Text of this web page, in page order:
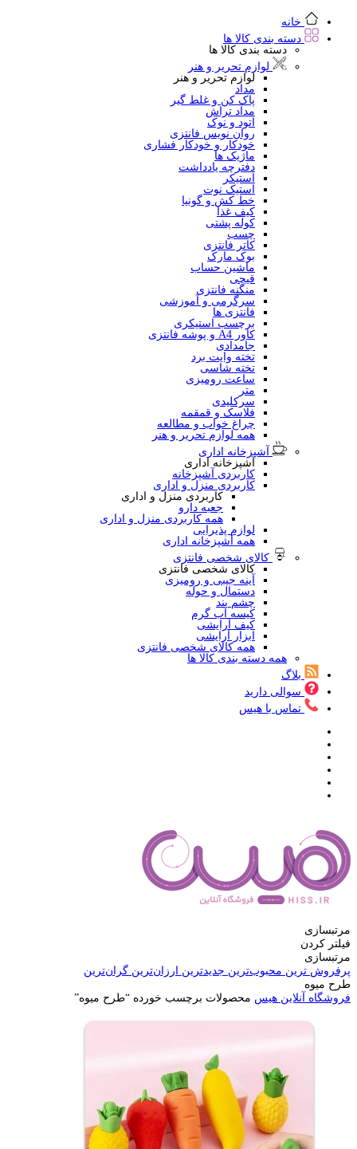
خانه
دسته بندی کالا ها
دسته بندی کالا ها
لوازم تحریر و هنر
لوازم تحریر و هنر
مداد
پاک کن و غلط گیر
مداد تراش
اتود و نوک
روان نویس فانتزی
خودکار و خودکار فشاری
ماژیک ها
دفترچه یادداشت
استیکر
استیک نوت
خط کش و گونیا
کیف غذا
کوله پشتی
چسب
کاتر فانتزی
بوک مارک
ماشین حساب
قیچی
منگنه فانتزی
سرگرمی و آموزشی
فانتزی ها
برچسب استیکری
کاور A4 و پوشه فانتزی
جامدادی
تخته وایت برد
تخته شاسی
ساعت رومیزی
متر
سرکلیدی
فلاسک و قمقمه
چراغ خواب و مطالعه
همه لوازم تحریر و هنر
آشپزخانه اداری
آشپزخانه اداری
کاربردی آشپزخانه
کاربردی منزل و اداری
کاربردی منزل و اداری
جعبه دارو
همه کاربردی منزل و اداری
لوازم پذیرایی
همه آشپزخانه اداری
کالای شخصی فانتزی
کالای شخصی فانتزی
آینه جیبی و رومیزی
دستمال و حوله
چشم بند
کیسه آب گرم
کیف آرایشی
ابزار آرایشی
همه کالای شخصی فانتزی
همه دسته بندی کالا ها
بلاگ
سوالی دارید
تماس با هیس
مرتبسازی
فیلتر کردن
مرتبسازی
پرفروش ترین محبوب‌ترین جدیدترین ارزان‌ترین گران‌ترین
طرح میوه
فروشگاه آنلاین هیس محصولات برچسب خورده “طرح میوه”